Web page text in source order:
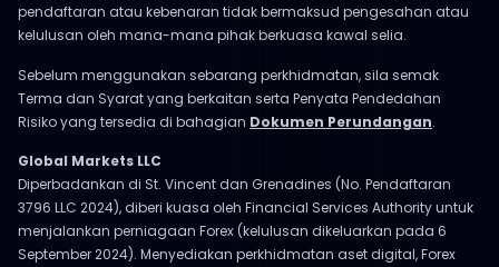
pendaftaran atau kebenaran tidak bermaksud pengesahan atau
kelulusan oleh mana-mana pihak berkuasa kawal selia.
Sebelum menggunakan sebarang perkhidmatan, sila semak
Terma dan Syarat yang berkaitan serta Penyata Pendedahan
Risiko yang tersedia di bahagian Dokumen Perundangan.
Global Markets LLC
Diperbadankan di St. Vincent dan Grenadines (No. Pendaftaran
3796 LLC 2024), diberi kuasa oleh Financial Services Authority untuk
menjalankan perniagaan Forex (kelulusan dikeluarkan pada 6
September 2024). Menyediakan perkhidmatan aset digital, Forex